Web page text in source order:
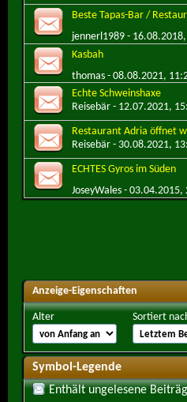
Beste Tapas-Bar /
jennerl1989 -
Kasbah
thomas - 08.08.2021,
Echte Schweinshaxe
Reisebär - 12.07.2021,
Restaurant Adria öffnet
Reisebär - 30.08.2021,
ECHTES Gyros im Süden
JoseyWales - 03.04.2015,
Anzeige-Eigenschaften
Alter Sortiert
Symbol-Legende
Enthält ungelesene